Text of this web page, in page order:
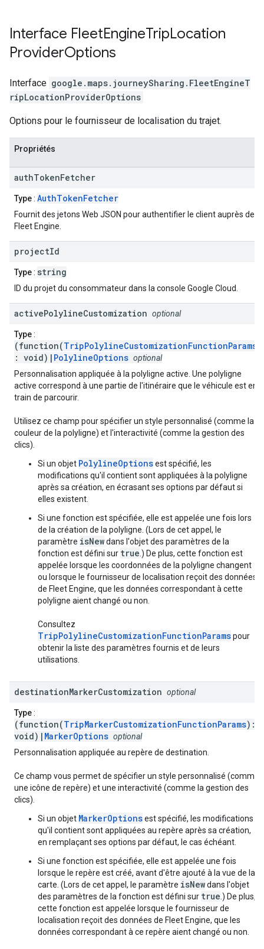
Interface FleetEngineTripLocation
ProviderOptions
Interface google.maps.journeySharing . FleetEngineT
ripLocationProviderOptions
Options pour le fournisseur de localisation du trajet.
Propriétés
authTokenFetcher
Type: AuthTokenFetcher
Fournit des jetons Web JSON pour authentifier le client auprès de
Fleet Engine.
projectId
Type: string
ID du projet du consommateur dans la console Google Cloud.
activePolylineCustomization optional
Type:
(function(TripPolylineCustomizationFunctionParams
: void)| PolylineOptions optional
Personnalisation appliquée à la polyligne active. Une polyligne
active correspond à une partie de l'itinéraire que le véhicule est en
train de parcourir.
Utilisez ce champ pour spécifier un style personnalisé (comme la
couleur de la polyligne) et l'interactivité (comme la gestion des
clics).
Si un objet PolylineOptionsest spécifié, les
modifications qu'il contient sont appliquées à la polyligne
après sa création, en écrasant ses options par défaut si
elles existent.
Si une fonction est spécifiée, elle est appelée une fois lors
de la création de la polyligne. (Lors de cet appel, le
paramètre isNewdans l'objet des paramètres de la
fonction est défini sur true .) De plus, cette fonction est
appelée lorsque les coordonnées de la polyligne changent
ou lorsque le fournisseur de localisation reçoit des données
de Fleet Engine, que les données correspondant à cette
polyligne aient changé ou non.
Consultez
TripPolylineCustomizationFunctionParamspour
obtenir la liste des paramètres fournis et de leurs
utilisations.
destinationMarkerCustomization optional
Type:
(function(TripMarkerCustomizationFunctionParams):
void)| MarkerOptions optional
Personnalisation appliquée au repère de destination.
Ce champ vous permet de spécifier un style personnalisé (comme
une icône de repère) et une interactivité (comme la gestion des
clics).
Si un objet MarkerOptionsest spécifié, les modifications
qu'il contient sont appliquées au repère après sa création,
en remplaçant ses options par défaut, le cas échéant.
Si une fonction est spécifiée, elle est appelée une fois
lorsque le repère est créé, avant d'être ajouté à la vue de la
carte. (Lors de cet appel, le paramètre isNewdans l'objet
des paramètres de la fonction est défini sur true .) De plus,
cette fonction est appelée lorsque le fournisseur de
localisation reçoit des données de Fleet Engine, que les
données correspondant à ce repère aient changé ou non.